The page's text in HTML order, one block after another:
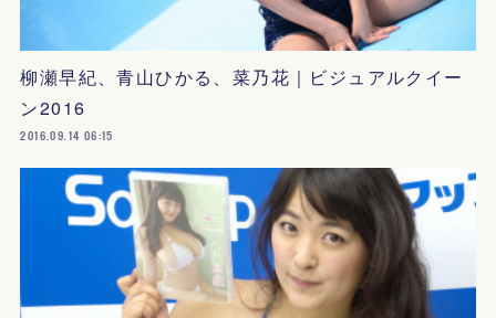
柳瀬早紀、青山ひかる、菜乃花｜ビジュアルクイー
ン2016
2016.09.14 06:15